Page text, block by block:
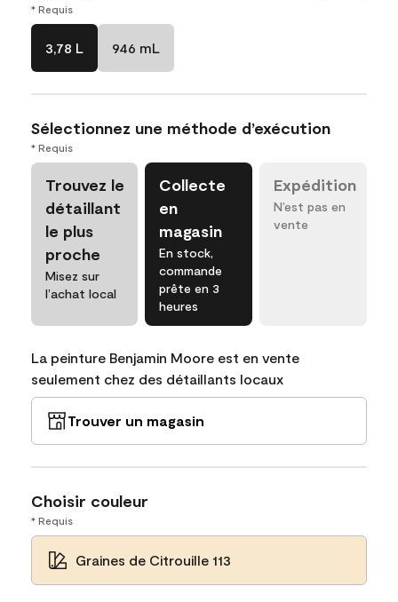
* Requis
3,78 L 946 mL
Sélectionnez une méthode d’exécution
* Requis
Trouvez le
détaillant
le plus
proche
Misez sur
l’achat local
Collecte
en
magasin
En stock,
commande
prête en 3
heures
Expédition
N’est pas en
vente
La peinture Benjamin Moore est en vente
seulement chez des détaillants locaux
Trouver un magasin
Choisir couleur
* Requis
Graines de Citrouille 113